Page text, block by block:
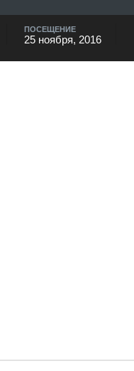
ПОСЕЩЕНИЕ
25 ноября, 2016